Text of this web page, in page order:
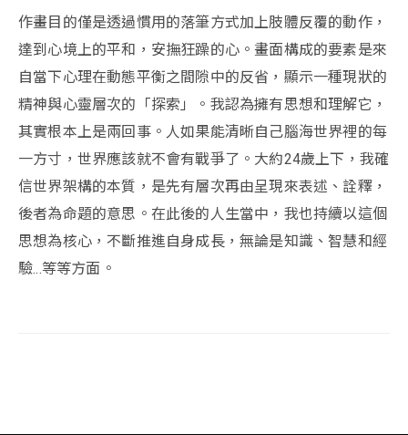
作畫目的僅是透過慣用的落筆方式加上肢體反覆的動作，
達到心境上的平和，安撫狂躁的心。畫面構成的要素是來
自當下心理在動態平衡之間隙中的反省，顯示一種現狀的
精神與心靈層次的「探索」。我認為擁有思想和理解它，
其實根本上是兩回事。人如果能清晰自己腦海世界裡的每
一方寸，世界應該就不會有戰爭了。大約24歲上下，我確
信世界架構的本質，是先有層次再由呈現來表述、詮釋，
後者為命題的意思。在此後的人生當中，我也持續以這個
思想為核心，不斷推進自身成長，無論是知識、智慧和經
驗...等等方面。